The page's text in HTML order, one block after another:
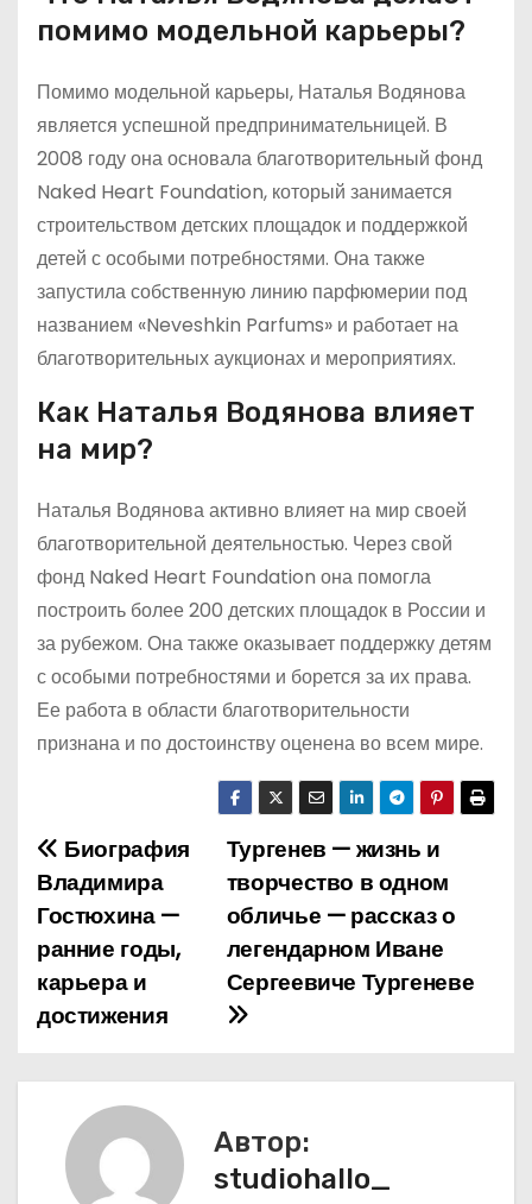
помимо модельной карьеры?
Помимо модельной карьеры, Наталья Водянова
является успешной предпринимательницей. В
2008 году она основала благотворительный фонд
Naked Heart Foundation, который занимается
строительством детских площадок и поддержкой
детей с особыми потребностями. Она также
запустила собственную линию парфюмерии под
названием «Neveshkin Parfums» и работает на
благотворительных аукционах и мероприятиях.
Как Наталья Водянова влияет
на мир?
Наталья Водянова активно влияет на мир своей
благотворительной деятельностью. Через свой
фонд Naked Heart Foundation она помогла
построить более 200 детских площадок в России и
за рубежом. Она также оказывает поддержку детям
с особыми потребностями и борется за их права.
Ее работа в области благотворительности
признана и по достоинству оценена во всем мире.
Н
а
в
и
Тургенев — жизнь и
творчество в одном
обличье — рассказ о
легендарном Иване
Сергеевиче Тургеневе
Биография
Владимира
Гостюхина —
ранние годы,
карьера и
достижения
Автор:
studiohallo_